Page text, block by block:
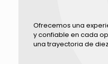
Ofrecemos una
y confiable en cada
una trayectoria de